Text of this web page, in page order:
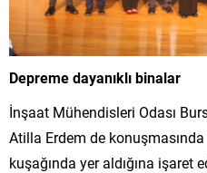
Depreme dayanıklı binalar
İnşaat Mühendisleri Odası
Atilla Erdem de
kuşağında yer aldığına işaret